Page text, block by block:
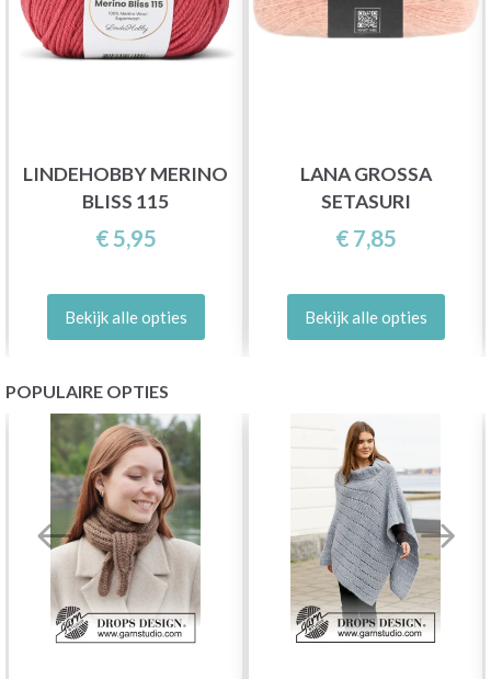
LINDEHOBBY MERINO
BLISS 115
€ 5,95
Bekijk alle opties
LANA GROSSA
SETASURI
€ 7,85
Bekijk alle opties
POPULAIRE OPTIES